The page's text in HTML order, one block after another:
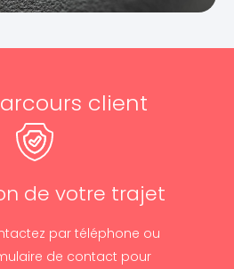
client
de votre trajet
par téléphone ou
de contact pour